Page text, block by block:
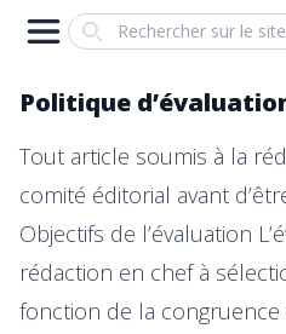
Search
Politique
Tout article soumis à la
comité éditorial avant
Objectifs de l’évaluation
rédaction en chef à
fonction de la